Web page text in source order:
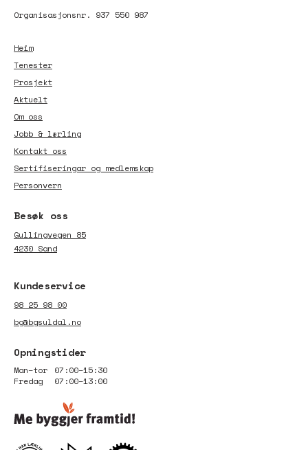
Organisasjonsnr. 937 550 987
Heim
Tenester
Prosjekt
Aktuelt
Om oss
Jobb & lærling
Kontakt oss
Sertifiseringar og medlemskap
Personvern
Besøk oss
Gullingvegen 85
4230 Sand
Kundeservice
98 25 98 00
bg@bgsuldal.no
Opningstider
Man–tor
Fredag
07:00–15:30
07:00–13:00